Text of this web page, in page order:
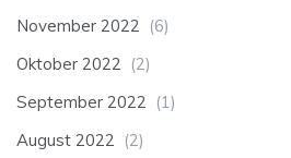
November 2022 (6)
Oktober 2022 (2)
September 2022 (1)
August 2022 (2)